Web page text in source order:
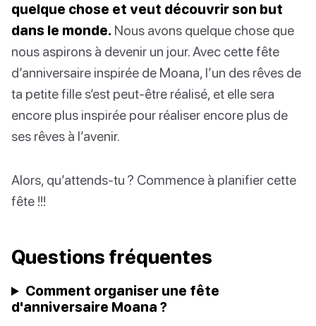
quelque chose et veut découvrir son but
dans le monde. Nous avons quelque chose que
nous aspirons à devenir un jour. Avec cette fête
d’anniversaire inspirée de Moana, l’un des rêves de
ta petite fille s’est peut-être réalisé, et elle sera
encore plus inspirée pour réaliser encore plus de
ses rêves à l’avenir.
Alors, qu’attends-tu ? Commence à planifier cette
fête !!!
Questions fréquentes
Comment organiser une fête
d'anniversaire Moana ?